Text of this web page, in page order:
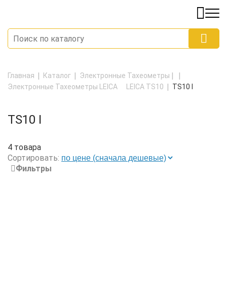
Главная Каталог
Электронные Тахеометры
Электронные Тахеометры LEICA
LEICA TS10 TS10 I
TS10 I
4 товара
Сортировать:
Фильтры